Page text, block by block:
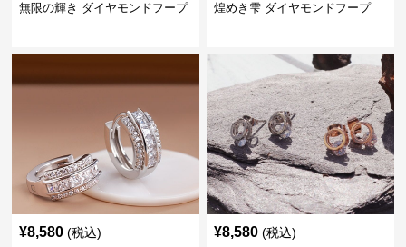
無限の輝き ダイヤモンドフープ 煌めき雫 ダイヤモンドフープ
¥8,580 (税込) ¥8,580 (税込)